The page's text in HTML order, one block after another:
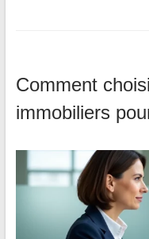
Comment
immobiliers